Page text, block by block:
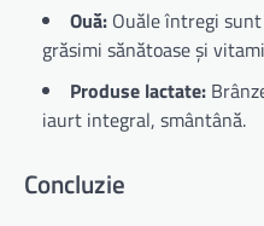
Ouă: Ouăle întregi
grăsimi sănătoase și
Produse lactate:
iaurt integral, smântână.
Concluzie